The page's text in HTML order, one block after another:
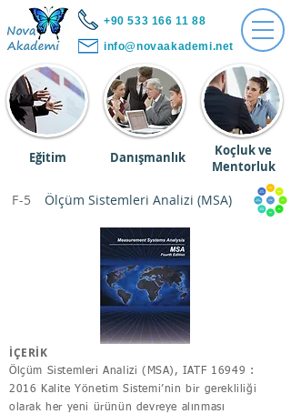
+90 533 166 11 88
info@novaakademi.net
Eğitim Danışmanlık
Koçluk ve
Mentorluk
Ölçüm Sistemleri Analizi (MSA)
F-5
İÇERİK
Ölçüm Sistemleri Analizi (MSA), IATF 16949 :
2016 Kalite Yönetim Sistemi’nin bir gerekliliği
olarak her yeni ürünün devreye alınması